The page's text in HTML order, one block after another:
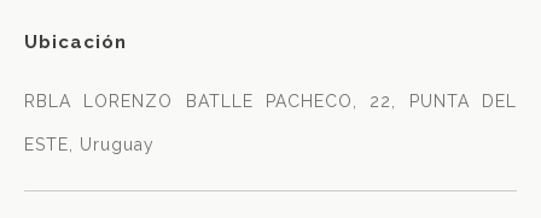
Ubicación
RBLA LORENZO BATLLE PACHECO, 22, PUNTA DEL
ESTE, Uruguay